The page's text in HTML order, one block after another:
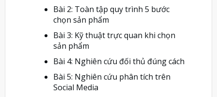
Bài 2: Toàn tập quy trình 5 bước
chọn sản phẩm
Bài 3: Kỹ thuật trực quan khi chọn
sản phẩm
Bài 4: Nghiên cứu đối thủ đúng cách
Bài 5: Nghiên cứu phân tích trên
Social Media